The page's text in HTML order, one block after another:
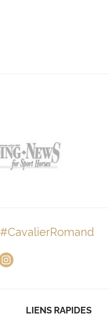
#CavalierRomand
LIENS RAPIDES